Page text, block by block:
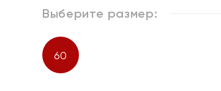
Выберите размер:
60